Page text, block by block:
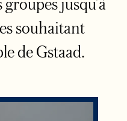
souhaitant
de Gstaad.